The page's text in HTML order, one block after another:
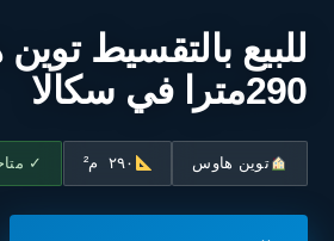
للبيع بالتقسيط
290مترا في سكالا
توين هاوس ٢٩٠ م² ✓